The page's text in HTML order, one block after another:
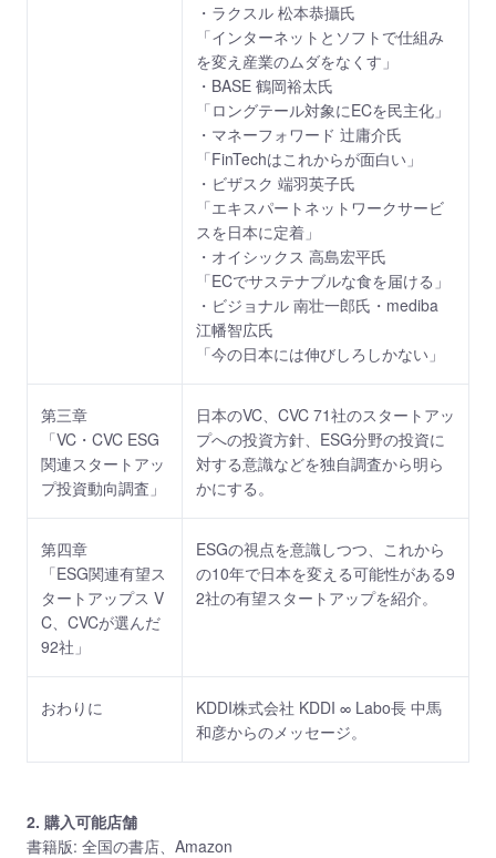
・ラクスル 松本恭攝氏
「インターネットとソフトで仕組み
を変え産業のムダをなくす」
・BASE 鶴岡裕太氏
「ロングテール対象にECを民主化」
・マネーフォワード 辻庸介氏
「FinTechはこれからが面白い」
・ビザスク 端羽英子氏
「エキスパートネットワークサービ
スを日本に定着」
・オイシックス 高島宏平氏
「ECでサステナブルな食を届ける」
・ビジョナル 南壮一郎氏・mediba
江幡智広氏
「今の日本には伸びしろしかない」
第三章
「VC・CVC ESG
関連スタートアッ
プ投資動向調査」
日本のVC、CVC 71社のスタートアッ
プへの投資方針、ESG分野の投資に
対する意識などを独自調査から明ら
かにする。
第四章
「ESG関連有望ス
タートアップス V
C、CVCが選んだ
92社」
ESGの視点を意識しつつ、これから
の10年で日本を変える可能性がある9
2社の有望スタートアップを紹介。
おわりに
KDDI株式会社 KDDI ∞ Labo長 中馬
和彦からのメッセージ。
2. 購入可能店舗
書籍版: 全国の書店、Amazon